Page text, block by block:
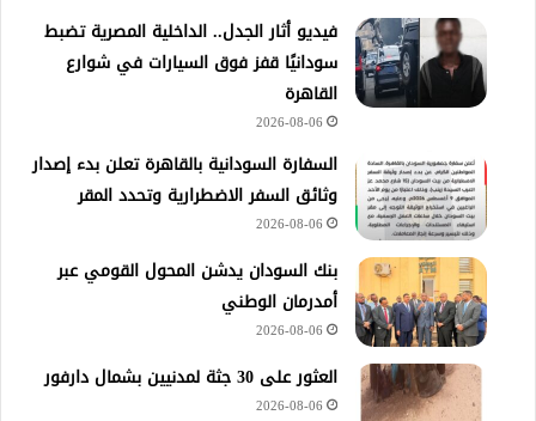
فيديو أثار الجدل.. الداخلية المصرية تضبط
سودانيًا قفز فوق السيارات في شوارع
القاهرة
2026-08-06
السفارة السودانية بالقاهرة تعلن بدء إصدار
وثائق السفر الاضطرارية وتحدد المقر
2026-08-06
بنك السودان يدشن المحول القومي عبر
أمدرمان الوطني
2026-08-06
العثور على 30 جثة لمدنيين بشمال دارفور
2026-08-06